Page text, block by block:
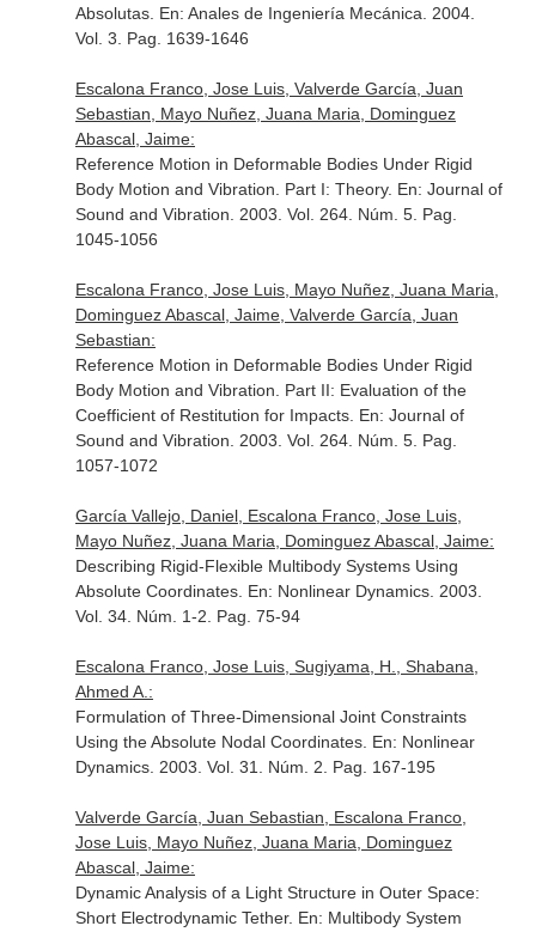
Absolutas. En: Anales de Ingeniería Mecánica . 2004.
Vol. 3. Pag. 1639-1646
Escalona Franco, Jose Luis, Valverde García, Juan
Sebastian, Mayo Nuñez, Juana Maria, Dominguez
Abascal, Jaime:
Reference Motion in Deformable Bodies Under Rigid
Body Motion and Vibration. Part I: Theory. En: Journal of
Sound and Vibration . 2003. Vol. 264. Núm. 5. Pag.
1045-1056
Escalona Franco, Jose Luis, Mayo Nuñez, Juana Maria,
Dominguez Abascal, Jaime, Valverde García, Juan
Sebastian:
Reference Motion in Deformable Bodies Under Rigid
Body Motion and Vibration. Part II: Evaluation of the
Coefficient of Restitution for Impacts. En: Journal of
Sound and Vibration . 2003. Vol. 264. Núm. 5. Pag.
1057-1072
García Vallejo, Daniel, Escalona Franco, Jose Luis,
Mayo Nuñez, Juana Maria, Dominguez Abascal, Jaime:
Describing Rigid-Flexible Multibody Systems Using
Absolute Coordinates. En: Nonlinear Dynamics. 2003.
Vol. 34. Núm. 1-2. Pag. 75-94
Escalona Franco, Jose Luis, Sugiyama, H., Shabana,
Ahmed A.:
Formulation of Three-Dimensional Joint Constraints
Using the Absolute Nodal Coordinates. En: Nonlinear
Dynamics. 2003. Vol. 31. Núm. 2. Pag. 167-195
Valverde García, Juan Sebastian, Escalona Franco,
Jose Luis, Mayo Nuñez, Juana Maria, Dominguez
Abascal, Jaime:
Dynamic Analysis of a Light Structure in Outer Space:
Short Electrodynamic Tether. En: Multibody System